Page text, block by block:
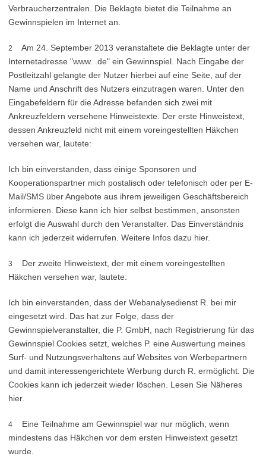
Verbraucherzentralen. Die Beklagte bietet die Teilnahme an
Gewinnspielen im Internet an.
2
Am 24. September 2013 veranstaltete die Beklagte unter der
Internetadresse "www. .de" ein Gewinnspiel. Nach Eingabe der
Postleitzahl gelangte der Nutzer hierbei auf eine Seite, auf der
Name und Anschrift des Nutzers einzutragen waren. Unter den
Eingabefeldern für die Adresse befanden sich zwei mit
Ankreuzfeldern versehene Hinweistexte. Der erste Hinweistext,
dessen Ankreuzfeld nicht mit einem voreingestellten Häkchen
versehen war, lautete:
Ich bin einverstanden, dass einige Sponsoren und
Kooperationspartner mich postalisch oder telefonisch oder per E-
Mail/SMS über Angebote aus ihrem jeweiligen Geschäftsbereich
informieren. Diese kann ich hier selbst bestimmen, ansonsten
erfolgt die Auswahl durch den Veranstalter. Das Einverständnis
kann ich jederzeit widerrufen. Weitere Infos dazu hier.
3
Der zweite Hinweistext, der mit einem voreingestellten
Häkchen versehen war, lautete:
Ich bin einverstanden, dass der Webanalysedienst R. bei mir
eingesetzt wird. Das hat zur Folge, dass der
Gewinnspielveranstalter, die P. GmbH, nach Registrierung für das
Gewinnspiel Cookies setzt, welches P. eine Auswertung meines
Surf- und Nutzungsverhaltens auf Websites von Werbepartnern
und damit interessengerichtete Werbung durch R. ermöglicht. Die
Cookies kann ich jederzeit wieder löschen. Lesen Sie Näheres
hier.
4
Eine Teilnahme am Gewinnspiel war nur möglich, wenn
mindestens das Häkchen vor dem ersten Hinweistext gesetzt
wurde.